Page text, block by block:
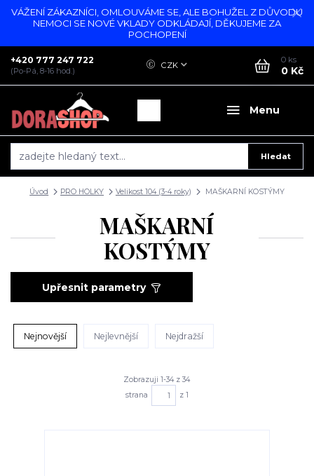
VÁŽENÍ ZÁKAZNÍCI, OMLOUVÁME SE, ALE BOHUŽEL Z DŮVODU
NEMOCI SE NOVÉ VKLADY ODKLÁDAJÍ, DĚKUJEME ZA
POCHOPENÍ
Menu
CZK
Hledat
+420 777 247 722
(Po-Pá, 8-16 hod.)
0 ks
0 Kč
Úvod PRO HOLKY Velikost 104 (3-4 roky) MAŠKARNÍ KOSTÝMY
MAŠKARNÍ
KOSTÝMY
Upřesnit parametry
Nejnovější Nejlevnější Nejdražší
Zobrazuji 1-34 z 34
strana
z 1